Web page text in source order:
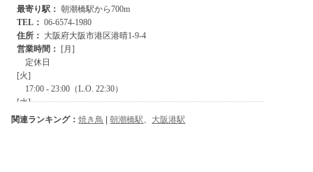
関連ランキング：焼き鳥 |朝潮橋駅、 大阪港駅